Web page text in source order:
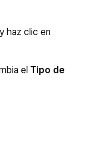
haz clic en
el Tipo de